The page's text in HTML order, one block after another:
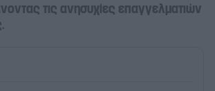
τις ανησυχίες επαγγελματιών